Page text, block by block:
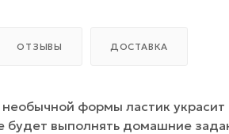
ОТЗЫВЫ ДОСТАВКА
формы ластик
будет выполнять домашние